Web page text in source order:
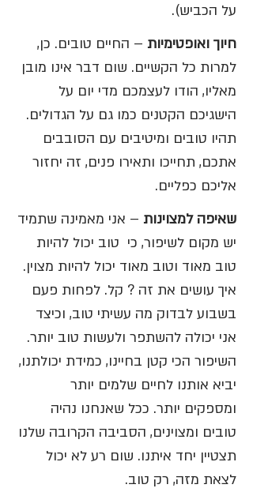
על הכביש).
חיוך ואופטימיות – החיים טובים. כן,
למרות כל הקשיים. שום דבר אינו מובן
מאליו, הודו לעצמכם מדי יום על
הישגיכם הקטנים כמו גם על הגדולים.
תהיו טובים ומיטיבים עם הסובבים
אתכם, תחייכו ותאירו פנים, זה יחזור
אליכם כפליים.
שאיפה למצוינות – אני מאמינה שתמיד
יש מקום לשיפור, כי  טוב יכול להיות
טוב מאוד וטוב מאוד יכול להיות מצוין.
איך עושים את זה ? קל. לפחות פעם
בשבוע לבדוק מה עשיתי טוב, וכיצד
אני יכולה להשתפר ולעשות טוב יותר.
השיפור הכי קטן בחיינו, כמידת יכולתנו,
יביא אותנו לחיים שלמים יותר
ומספקים יותר. ככל שאנחנו נהיה
טובים ומצוינים, הסביבה הקרובה שלנו
תצטיין יחד איתנו. שום רע לא יכול
לצאת מזה, רק טוב.